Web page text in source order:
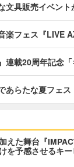
文具販売イベン
楽フェス『LIVE
連載20周年記念
あらたな夏フェ
えた舞台『
を予感させるキ